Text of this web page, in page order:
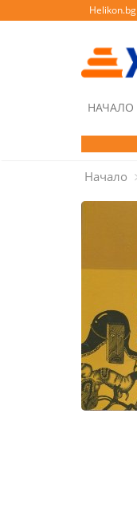
Helikon.bg
НАЧАЛО
Начало